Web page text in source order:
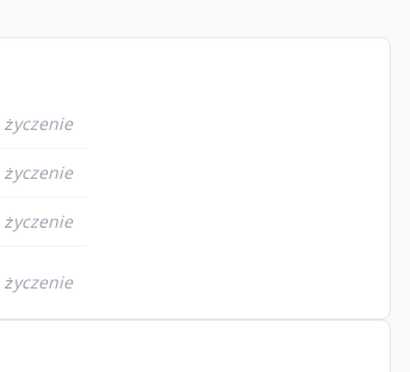
życzenie
życzenie
życzenie
życzenie